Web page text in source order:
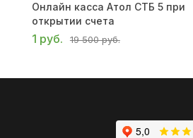
Онлайн касса Атол СТБ 5 при
открытии счета
1 руб. 19 500 руб.